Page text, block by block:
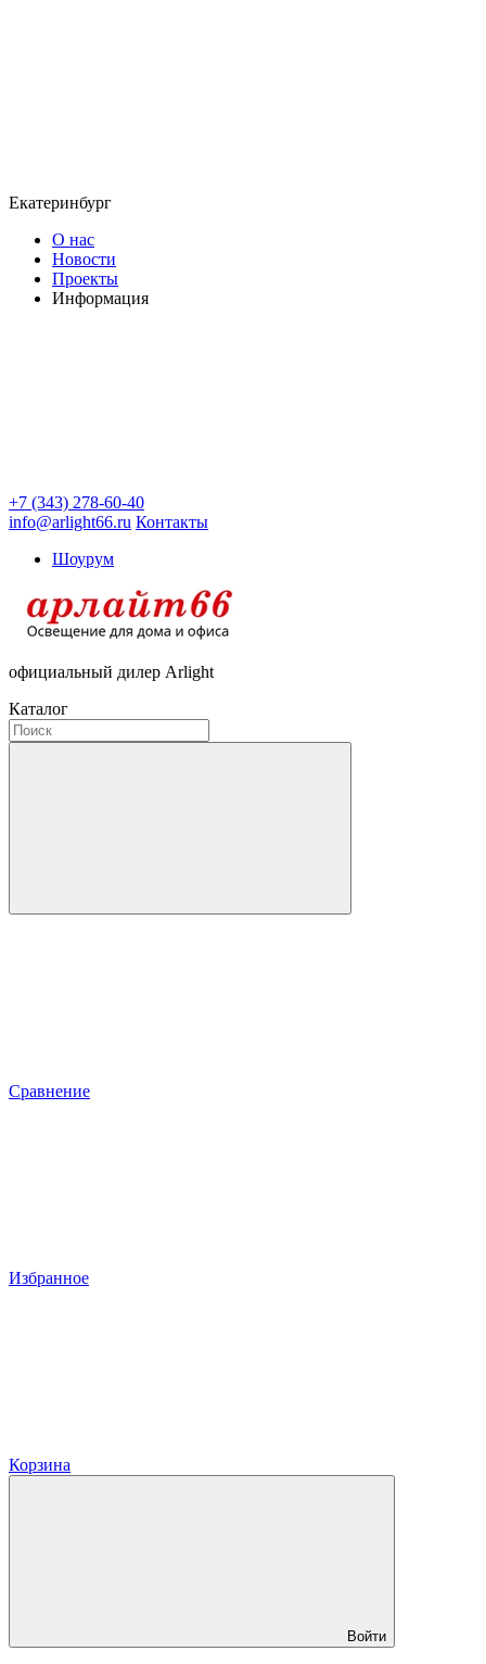
Екатеринбург
О нас
Новости
Проекты
Информация
+7 (343) 278-60-40
info@arlight66.ru Контакты
Шоурум
официальный дилер Arlight
Каталог
Сравнение
Избранное
Корзина
Войти